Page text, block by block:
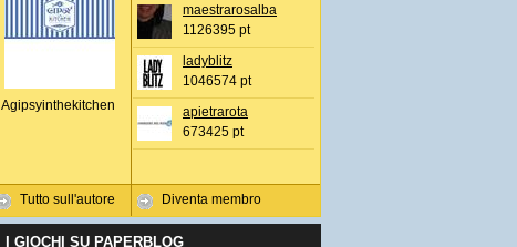
Agipsyinthekitchen
Tutto sull'autore
maestrarosalba
1126395 pt
ladyblitz
1046574 pt
apietrarota
673425 pt
Diventa membro
I GIOCHI SU PAPERBLOG